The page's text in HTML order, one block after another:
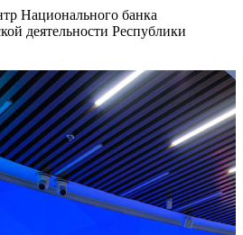
Национального банка
деятельности Республики